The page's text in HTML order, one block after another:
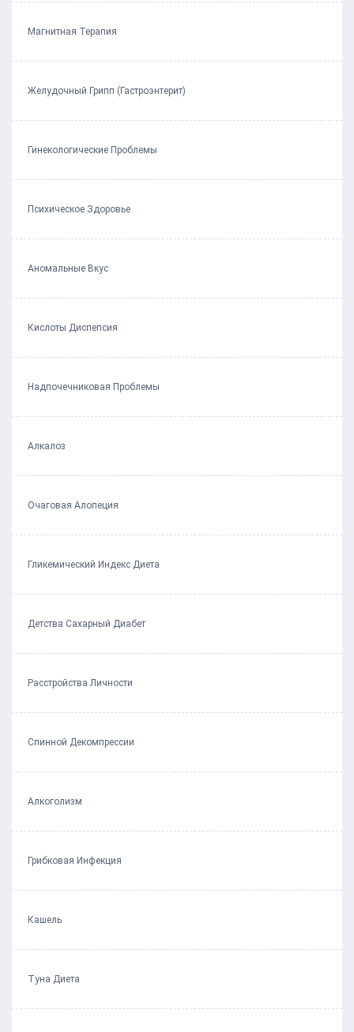
Магнитная Терапия
Желудочный Грипп (Гастроэнтерит)
Гинекологические Проблемы
Психическое Здоровье
Аномальные Вкус
Кислоты Диспепсия
Надпочечниковая Проблемы
Алкалоз
Очаговая Алопеция
Гликемический Индекс Диета
Детства Сахарный Диабет
Расстройства Личности
Спинной Декомпрессии
Алкоголизм
Грибковая Инфекция
Кашель
Туна Диета